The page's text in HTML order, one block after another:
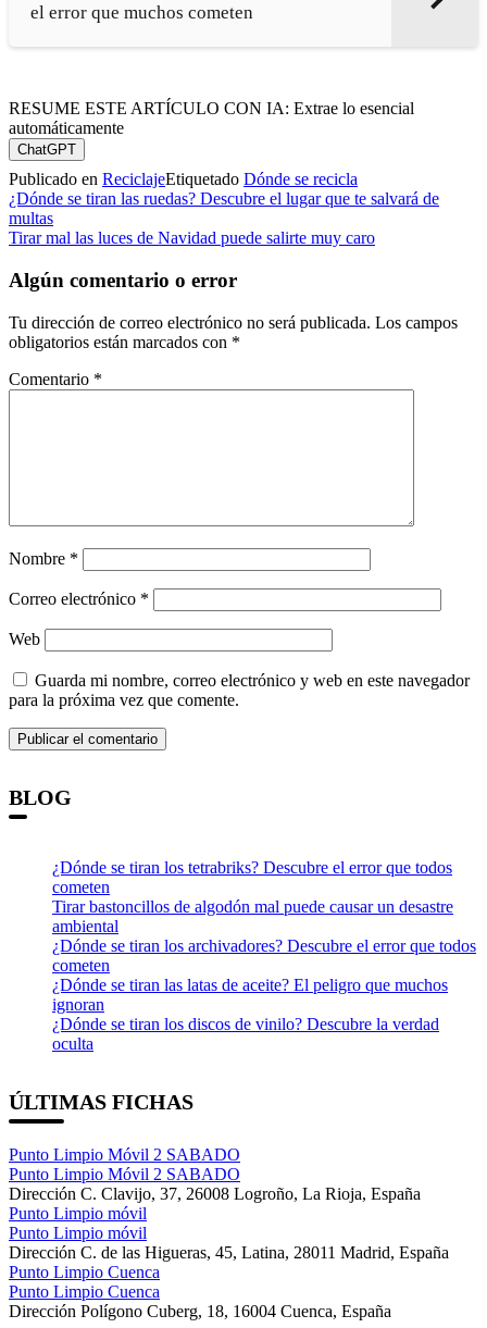
el error que muchos cometen
RESUME ESTE ARTÍCULO CON IA: Extrae lo esencial
automáticamente
ChatGPT
Publicado en ReciclajeEtiquetado Dónde se recicla
Navegación
de
¿Dónde se tiran las ruedas? Descubre el lugar que te salvará de
multas
Tirar mal las luces de Navidad puede salirte muy caro
Algún comentario o error
Tu dirección de correo electrónico no será publicada. Los campos
obligatorios están marcados con *
Comentario *
Nombre *
Correo electrónico *
Web
Guarda mi nombre, correo electrónico y web en este navegador
para la próxima vez que comente.
BLOG
¿Dónde se tiran los tetrabriks? Descubre el error que todos
cometen
Tirar bastoncillos de algodón mal puede causar un desastre
ambiental
¿Dónde se tiran los archivadores? Descubre el error que todos
cometen
¿Dónde se tiran las latas de aceite? El peligro que muchos
ignoran
¿Dónde se tiran los discos de vinilo? Descubre la verdad
oculta
ÚLTIMAS FICHAS
Punto Limpio Móvil 2 SABADO
Punto Limpio Móvil 2 SABADO
Dirección C. Clavijo, 37, 26008 Logroño, La Rioja, España
Punto Limpio móvil
Punto Limpio móvil
Dirección C. de las Higueras, 45, Latina, 28011 Madrid, España
Punto Limpio Cuenca
Punto Limpio Cuenca
Dirección Polígono Cuberg, 18, 16004 Cuenca, España